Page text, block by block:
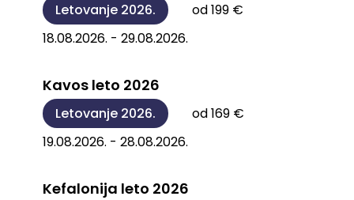
Letovanje 2026.
od 199 €
18.08.2026. - 29.08.2026.
Kavos leto 2026
Letovanje 2026.
od 169 €
19.08.2026. - 28.08.2026.
Kefalonija leto 2026